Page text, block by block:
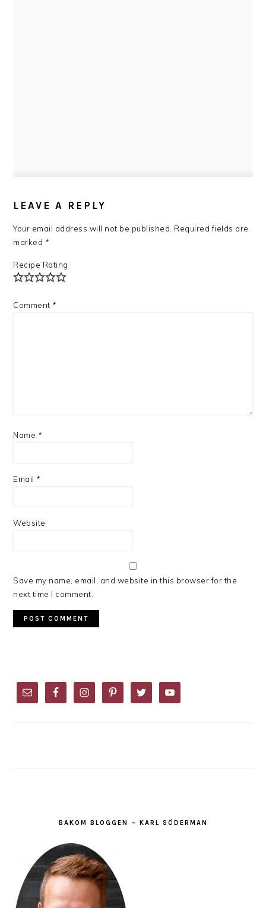
INTERACTIONS
LEAVE A REPLY
Your email address will not be published. Required fields are
marked *
Recipe Rating
Comment *
Name *
Email *
Website
Save my name, email, and website in this browser for the
next time I comment.
SIDEBAR
BAKOM BLOGGEN – KARL SÖDERMAN